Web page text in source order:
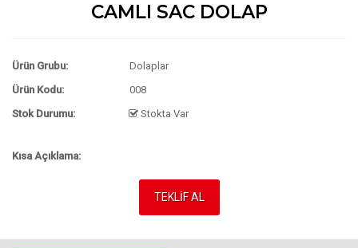
CAMLI SAC DOLAP
Ürün Grubu:
Dolaplar
Ürün Kodu:
008
Stok Durumu:
Stokta Var
Kısa Açıklama:
TEKLİF AL